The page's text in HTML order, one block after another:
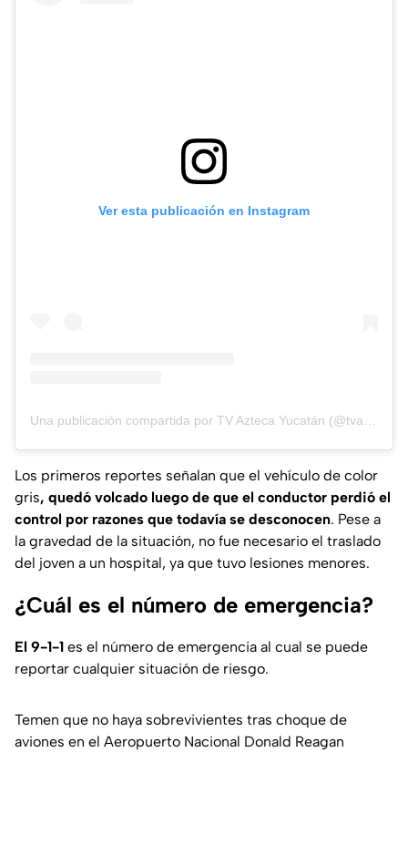
Ver esta publicación en Instagram
Una publicación compartida por TV Azteca Yucatán (@tvaztecayucatan)
Los primeros reportes señalan que el vehículo de color
gris, quedó volcado luego de que el conductor perdió el
control por razones que todavía se desconocen. Pese a
la gravedad de la situación, no fue necesario el traslado
del joven a un hospital, ya que tuvo lesiones menores.
¿Cuál es el número de emergencia?
El 9-1-1 es el número de emergencia al cual se puede
reportar cualquier situación de riesgo.
Temen que no haya sobrevivientes tras choque de
aviones en el Aeropuerto Nacional Donald Reagan